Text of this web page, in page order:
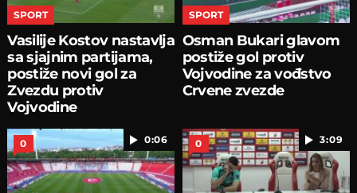
SPORT
Vasilije Kostov nastavlja
sa sjajnim partijama,
postiže novi gol za
Zvezdu protiv
Vojvodine
SPORT
Osman Bukari glavom
postiže gol protiv
Vojvodine za vođstvo
Crvene zvezde
0:06
0 3:09
0